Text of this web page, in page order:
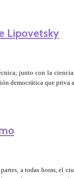
Lipovetsky
junto con la
democrática que
a todas horas, el